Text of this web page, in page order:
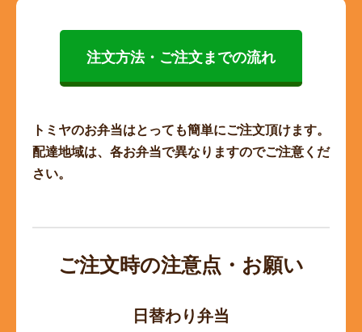
注文方法・ご注文までの流れ
トミヤのお弁当はとっても簡単にご注文頂けます。
配達地域は、各お弁当で異なりますのでご注意くだ
さい。
ご注文時の注意点・お願い
日替わり弁当